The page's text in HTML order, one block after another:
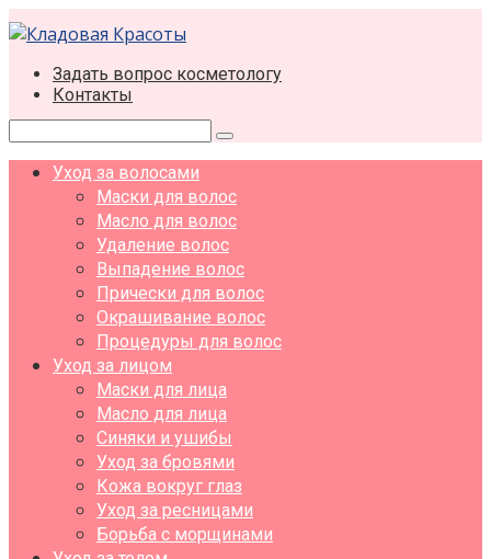
Перейти
к
контентуЗадать вопрос косметологу
Контакты
Поиск:
Уход за волосами
Маски для волос
Масло для волос
Удаление волос
Выпадение волос
Прически для волос
Окрашивание волос
Процедуры для волос
Уход за лицом
Маски для лица
Масло для лица
Синяки и ушибы
Уход за бровями
Кожа вокруг глаз
Уход за ресницами
Борьба с морщинами